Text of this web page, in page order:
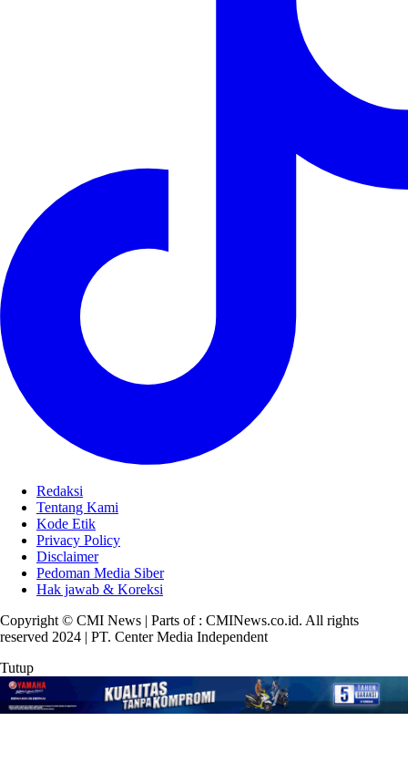
Redaksi
Tentang Kami
Kode Etik
Privacy Policy
Disclaimer
Pedoman Media Siber
Hak jawab & Koreksi
Copyright © CMI News | Parts of : CMINews.co.id. All rights
reserved 2024 | PT. Center Media Independent
Tutup